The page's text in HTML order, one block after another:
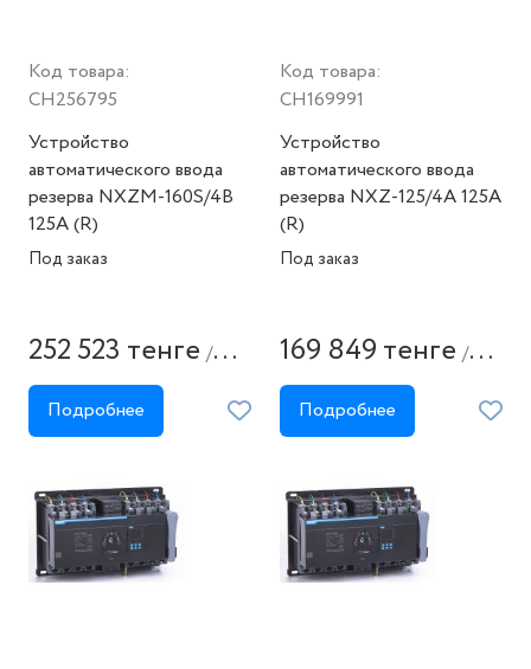
Код товара:
CH256795
Устройство
автоматического ввода
резерва NXZM-160S/4B
125A (R)
Под заказ
252 523 тенге/
штука
Подробнее
Код товара:
CH169991
Устройство
автоматического ввода
резерва NXZ-125/4A 125А
(R)
Под заказ
169 849 тенге/
штука
Подробнее